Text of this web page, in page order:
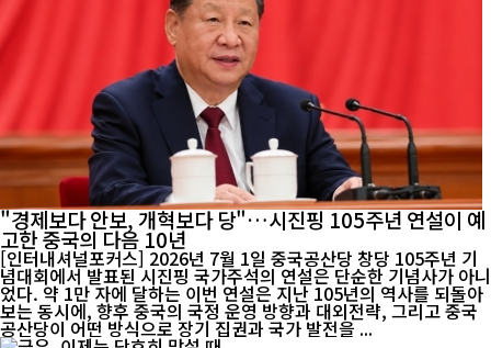
"경제보다 안보, 개혁보다 당"…시진핑 105주년 연설이 예
고한 중국의 다음 10년
[인터내셔널포커스] 2026년 7월 1일 중국공산당 창당 105주년 기
념대회에서 발표된 시진핑 국가주석의 연설은 단순한 기념사가 아니
었다. 약 1만 자에 달하는 이번 연설은 지난 105년의 역사를 되돌아
보는 동시에, 향후 중국의 국정 운영 방향과 대외전략, 그리고 중국
공산당이 어떤 방식으로 장기 집권과 국가 발전을 ...